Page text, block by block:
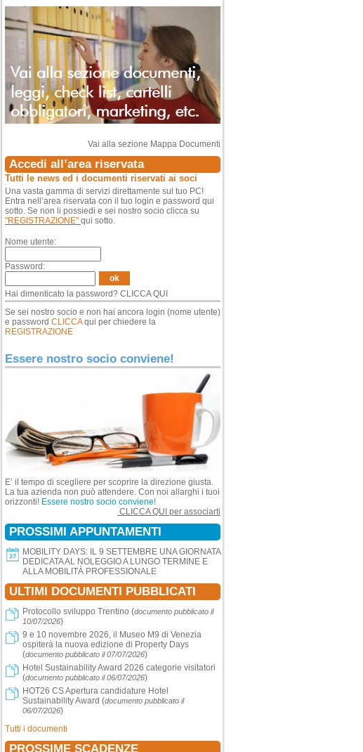
Vai alla sezione Mappa Documenti
Accedi all’area riservata
Tutti le news ed i documenti riservati ai soci
Una vasta gamma di servizi direttamente sul tuo PC!
Entra nell’area riservata con il tuo login e password qui
sotto. Se non li possiedi e sei nostro socio clicca su
"REGISTRAZIONE" qui sotto.
Nome utente:
Password:
ok
Hai dimenticato la password? CLICCA QUI
Se sei nostro socio e non hai ancora login (nome utente)
e password CLICCAqui per chiedere la
REGISTRAZIONE
Essere nostro socio conviene!
E’ il tempo di scegliere per scoprire la direzione giusta.
La tua azienda non può attendere. Con noi allarghi i tuoi
orizzonti! Essere nostro socio conviene!
CLICCA QUI per associarti
PROSSIMI APPUNTAMENTI
MOBILITY DAYS: IL 9 SETTEMBRE UNA GIORNATA
DEDICATA AL NOLEGGIO A LUNGO TERMINE E
ALLA MOBILITÀ PROFESSIONALE
ULTIMI DOCUMENTI PUBBLICATI
Protocollo sviluppo Trentino (documento pubblicato il
10/07/2026)
9 e 10 novembre 2026, il Museo M9 di Venezia
ospiterà la nuova edizione di Property Days
(documento pubblicato il 07/07/2026)
Hotel Sustainability Award 2026 categorie visitatori
(documento pubblicato il 06/07/2026)
HOT26 CS Apertura candidature Hotel
Sustainability Award (documento pubblicato il
06/07/2026)
Tutti i documenti
PROSSIME SCADENZE